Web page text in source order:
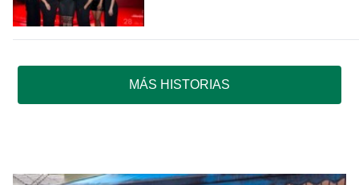
MÁS HISTORIAS